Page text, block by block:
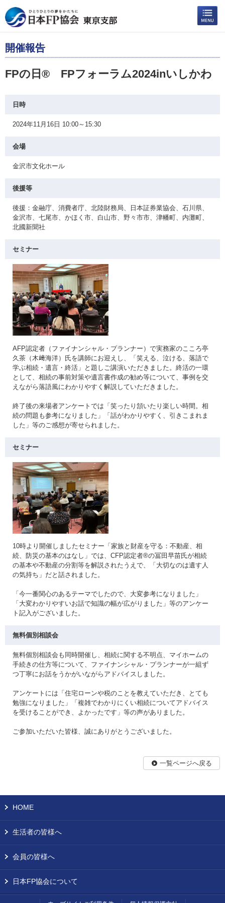
開催報告
FPの日® FPフォーラム2024inいしかわ
日時
2024年11月16日 10:00～15:30
会場
金沢市文化ホール
後援等
後援：金融庁、消費者庁、北陸財務局、日本証券業協会、石川県、
金沢市、七尾市、かほく市、白山市、野々市市、津幡町、内灘町、
北國新聞社
セミナー
AFP認定者（ファイナンシャル・プランナー）で実務家のこころ亭
久茶（木﨑海洋）氏を講師にお迎えし、「笑える、泣ける、落語で
学ぶ相続・遺言・終活」と題しご講演いただきました。終活の一環
として、相続の事前対策や遺言書作成の勧め等について、事例を交
えながら落語風にわかりやすく解説していただきました。
終了後の来場者アンケートでは「笑ったり頷いたり楽しい時間。相
続の問題も参考になりました」「話がわかりやすく、引きこまれま
した」等のご感想が寄せられました。
セミナー
10時より開催しましたセミナー「家族と財産を守る：不動産、相
続、防災の基本のはなし」では、CFP認定者®の冨田早苗氏が相続
の基本や不動産の分割等を解説されたうえで、「大切なのは遺す人
の気持ち」だと話されました。
「今一番関心のあるテーマでしたので、大変参考になりました」
「大変わかりやすいお話で知識の幅が広がりました」等のアンケー
ト記入がございました。
無料個別相談会
無料個別相談会も同時開催し、相続に関する不明点、マイホームの
手続きの仕方等について、ファイナンシャル・プランナーが一組ず
つ丁寧にお話をうかがいながらアドバイスしました。
アンケートには「住宅ローンや税のことを教えていただき、とても
勉強になりました」「複雑でわかりにくい相続についてアドバイス
を受けることができ、よかったです」等の声がありました。
ご参加いただいた皆様、誠にありがとうございました。
一覧ページへ戻る
HOME
生活者の皆様へ
会員の皆様へ
日本FP協会について